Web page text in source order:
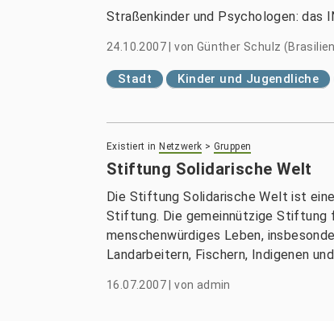
Straßenkinder und Psychologen: das
24.10.2007 |von Günther Schulz
Stadt Kinder und Jugendliche
Existiert in Netzwerk > Gruppen
Stiftung Solidarische Welt
Die Stiftung Solidarische Welt ist
Stiftung. Die gemeinnützige Stiftung
menschenwürdiges Leben,
Landarbeitern, Fischern, Indigenen
16.07.2007 |von admin